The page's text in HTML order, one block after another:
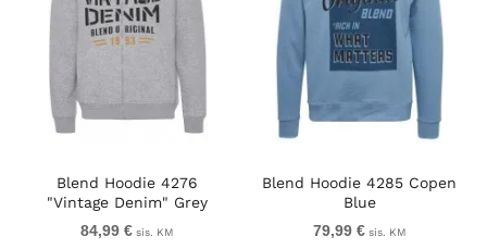
Blend Hoodie 4276
"Vintage Denim" Grey
84,99 € sis. KM
Blend Hoodie 4285 Copen
Blue
79,99 €sis. KM